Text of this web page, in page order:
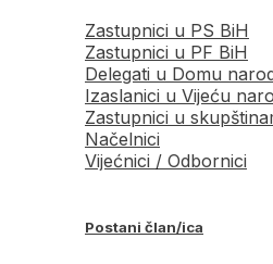
Zastupnici u PS BiH
Zastupnici u PF BiH
Delegati u Domu
Izaslanici u Vijeću
Zastupnici u
Načelnici
Vijećnici / Odbornici
Postani član/ica